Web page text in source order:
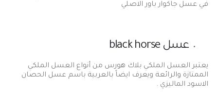
في عسل جاكوار باور الاصلي
عسل black horse
يعتبر العسل الملكي بلاك هورس من أنواع العسل الملكي
الممتازة والرائعة ويعرف ايضاً بالعربية باسم عسل الحصان
الاسود الماليزي .